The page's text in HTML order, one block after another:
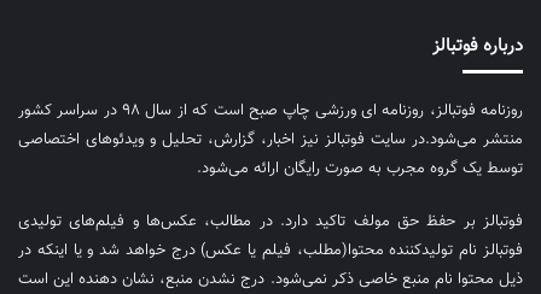
درباره فوتبالز
روزنامه فوتبالز، روزنامه ای ورزشی چاپ صبح است که از سال ۹۸ در سراسر کشور
منتشر می‌شود.در سایت فوتبالز نیز اخبار، گزارش، تحلیل و ویدئوهای اختصاصی
توسط یک گروه مجرب به صورت رایگان ارائه می‌شود.
فوتبالز بر حفظ حق مولف تاکید دارد. در مطالب، عکس‌ها و فیلم‌های تولیدی
فوتبالز نام تولیدکننده محتوا(مطلب، فیلم یا عکس) درج خواهد شد و یا اینکه در
ذیل محتوا نام منبع خاصی ذکر نمی‌‎شود. درج نشدن منبع، نشان دهنده این است